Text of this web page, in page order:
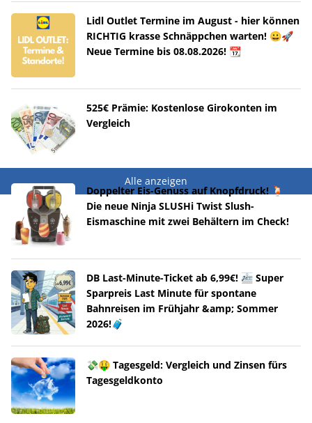
Lidl Outlet Termine im August - hier können
RICHTIG krasse Schnäppchen warten! 😀🚀
Neue Termine bis 08.08.2026! 📆
525€ Prämie: Kostenlose Girokonten im
Vergleich
Alle anzeigen
Doppelter Eis-Genuss auf Knopfdruck! 🍹
Die neue Ninja SLUSHi Twist Slush-
Eismaschine mit zwei Behältern im Check!
DB Last-Minute-Ticket ab 6,99€! 🚈 Super
Sparpreis Last Minute für spontane
Bahnreisen im Frühjahr &amp; Sommer
2026!🧳
💸🤑 Tagesgeld: Vergleich und Zinsen fürs
Tagesgeldkonto